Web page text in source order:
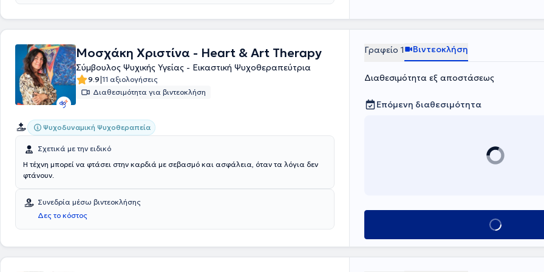
Μοσχάκη Χριστίνα - Heart & Art Therapy
Σύμβουλος Ψυχικής Υγείας - Εικαστική Ψυχοθεραπεύτρια
9.9|11 αξιολογήσεις
Διαθεσιμότητα για βιντεοκλήση
Ψυχοδυναμική Ψυχοθεραπεία
Σχετικά με την ειδικό
Η τέχνη μπορεί να φτάσει στην καρδιά με σεβασμό και ασφάλεια, όταν τα λόγια δεν
φτάνουν.
Συνεδρία μέσω βιντεοκλήσης
Δες το κόστος
Γραφείο 1 Βιντεοκλήση
Διαθεσιμότητα εξ αποστάσεως
Επόμενη διαθεσιμότητα
Κλείσε ραντεβού